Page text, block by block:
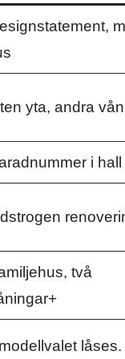
yta, andra
i hall
två
låses.